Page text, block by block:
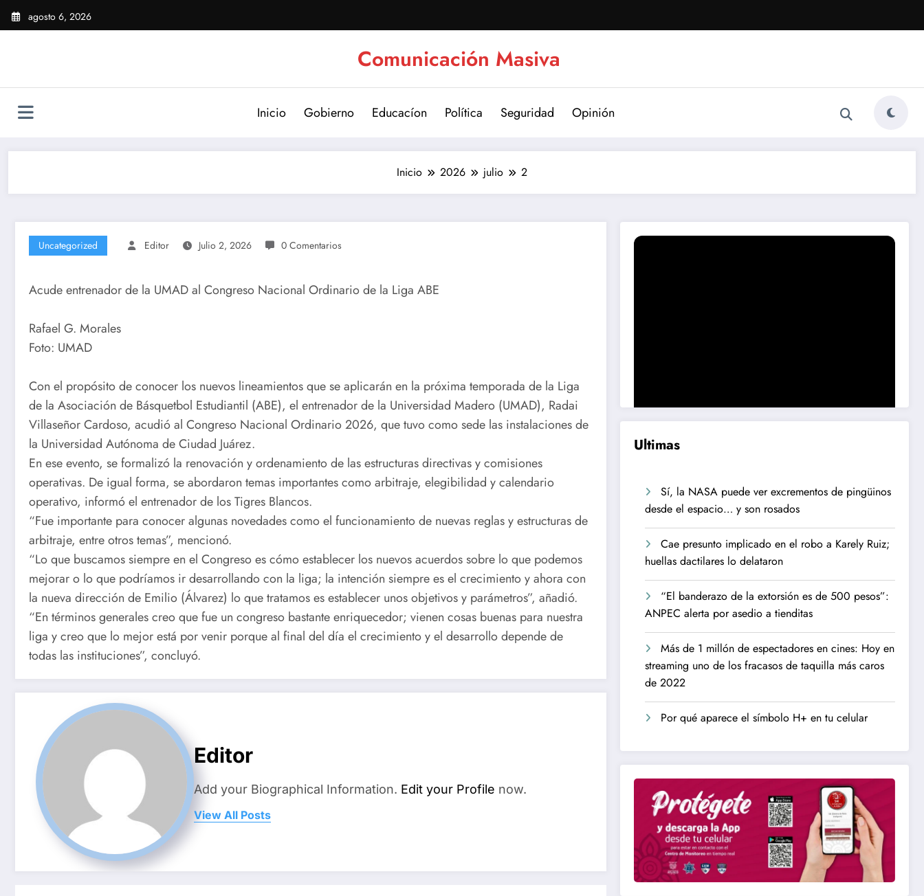
Saltar
agosto 6, 2026
Comunicación Masiva
Inicio Gobierno Educacíon Política Seguridad Opinión
Inicio 2026 julio 2
Uncategorized Editor Julio 2, 2026 0 Comentarios
Acude entrenador de la UMAD al Congreso Nacional Ordinario de la Liga ABE
Rafael G. Morales
Foto: UMAD
Con el propósito de conocer los nuevos lineamientos que se aplicarán en la próxima temporada de la Liga
de la Asociación de Básquetbol Estudiantil (ABE), el entrenador de la Universidad Madero (UMAD), Radai
Villaseñor Cardoso, acudió al Congreso Nacional Ordinario 2026, que tuvo como sede las instalaciones de
la Universidad Autónoma de Ciudad Juárez.
En ese evento, se formalizó la renovación y ordenamiento de las estructuras directivas y comisiones
operativas. De igual forma, se abordaron temas importantes como arbitraje, elegibilidad y calendario
operativo, informó el entrenador de los Tigres Blancos.
“Fue importante para conocer algunas novedades como el funcionamiento de nuevas reglas y estructuras de
arbitraje, entre otros temas”, mencionó.
“Lo que buscamos siempre en el Congreso es cómo establecer los nuevos acuerdos sobre lo que podemos
mejorar o lo que podríamos ir desarrollando con la liga; la intención siempre es el crecimiento y ahora con
la nueva dirección de Emilio (Álvarez) lo que tratamos es establecer unos objetivos y parámetros”, añadió.
“En términos generales creo que fue un congreso bastante enriquecedor; vienen cosas buenas para nuestra
liga y creo que lo mejor está por venir porque al final del día el crecimiento y el desarrollo depende de
todas las instituciones”, concluyó.
Editor
Add your Biographical Information. Edit your Profile now.
View All Posts
Ultimas
Sí, la NASA puede ver excrementos de pingüinos
desde el espacio… y son rosados
Cae presunto implicado en el robo a Karely Ruiz;
huellas dactilares lo delataron
“El banderazo de la extorsión es de 500 pesos”:
ANPEC alerta por asedio a tienditas
Más de 1 millón de espectadores en cines: Hoy en
streaming uno de los fracasos de taquilla más caros
de 2022
Por qué aparece el símbolo H+ en tu celular